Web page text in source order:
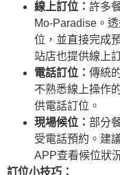
線上訂位： 許多
Mo-Paradise。
位，並直接完成
站店也提供線上
電話訂位： 傳統
不熟悉線上操作
供電話訂位。
現場候位： 部分
受電話預約。建
APP查看候位狀
訂位小技巧：